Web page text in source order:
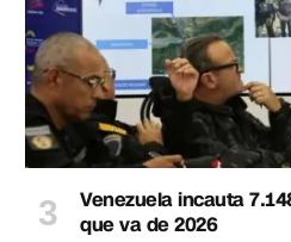
Venezuela incauta
que va de 2026